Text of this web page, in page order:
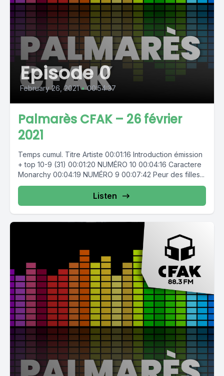
Episode 0
February 26, 2021 • 00:54:37
Palmarès CFAK – 26 février
2021
Temps cumul. Titre Artiste 00:01:16 Introduction émission
+ top 10-9 (31) 00:01:20 NUMÉRO 10 00:04:16 Caractere
Monarchy 00:04:19 NUMÉRO 9 00:07:42 Peur des filles...
Listen